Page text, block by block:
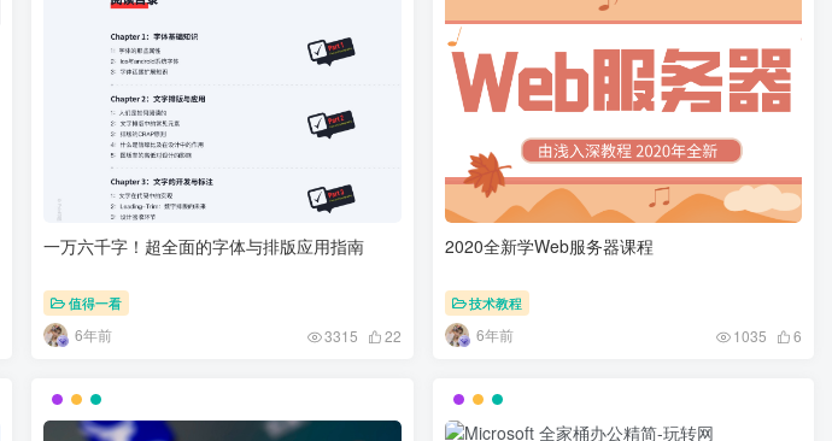
一万六千字！超全面的字体与排版应用指南
值得一看
6年前 3315 22
2020全新学Web服务器课程
技术教程
6年前 1035 6